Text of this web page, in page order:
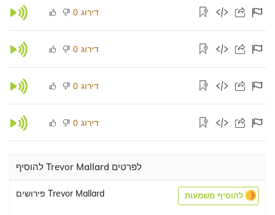
0 דירוג
0 דירוג
0 דירוג
0 דירוג
להוסיף Trevor Mallard לפרטים
פירושים Trevor Mallard להוסיף משמעות